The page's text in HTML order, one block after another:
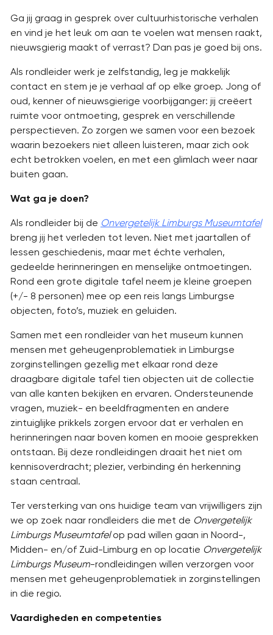
Ga jij graag in gesprek over cultuurhistorische verhalen
en vind je het leuk om aan te voelen wat mensen raakt,
nieuwsgierig maakt of verrast? Dan pas je goed bij ons.
Als rondleider werk je zelfstandig, leg je makkelijk
contact en stem je je verhaal af op elke groep. Jong of
oud, kenner of nieuwsgierige voorbijganger: jij creëert
ruimte voor ontmoeting, gesprek en verschillende
perspectieven. Zo zorgen we samen voor een bezoek
waarin bezoekers niet alleen luisteren, maar zich ook
echt betrokken voelen, en met een glimlach weer naar
buiten gaan.
Wat ga je doen?
Als rondleider bij de Onvergetelijk Limburgs Museumtafel
breng jij het verleden tot leven. Niet met jaartallen of
lessen geschiedenis, maar met échte verhalen,
gedeelde herinneringen en menselijke ontmoetingen.
Rond een grote digitale tafel neem je kleine groepen
(+/- 8 personen) mee op een reis langs Limburgse
objecten, foto’s, muziek en geluiden.
Samen met een rondleider van het museum kunnen
mensen met geheugenproblematiek in Limburgse
zorginstellingen gezellig met elkaar rond deze
draagbare digitale tafel tien objecten uit de collectie
van alle kanten bekijken en ervaren. Ondersteunende
vragen, muziek- en beeldfragmenten en andere
zintuiglijke prikkels zorgen ervoor dat er verhalen en
herinneringen naar boven komen en mooie gesprekken
ontstaan. Bij deze rondleidingen draait het niet om
kennisoverdracht; plezier, verbinding én herkenning
staan centraal.
Ter versterking van ons huidige team van vrijwilligers zijn
we op zoek naar rondleiders die met de Onvergetelijk
Limburgs Museumtafelop pad willen gaan in Noord-,
Midden- en/of Zuid-Limburg en op locatie Onvergetelijk
Limburgs Museum-rondleidingen willen verzorgen voor
mensen met geheugenproblematiek in zorginstellingen
in die regio.
Vaardigheden en competenties